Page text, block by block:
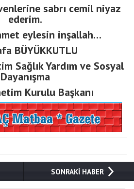
sabrı cemil niyaz
ederim.
eylesin inşallah…
BÜYÜKKUTLU
Sağlık Yardım ve Sosyal
Dayanışma
Kurulu Başkanı
SONRAKİ HABER